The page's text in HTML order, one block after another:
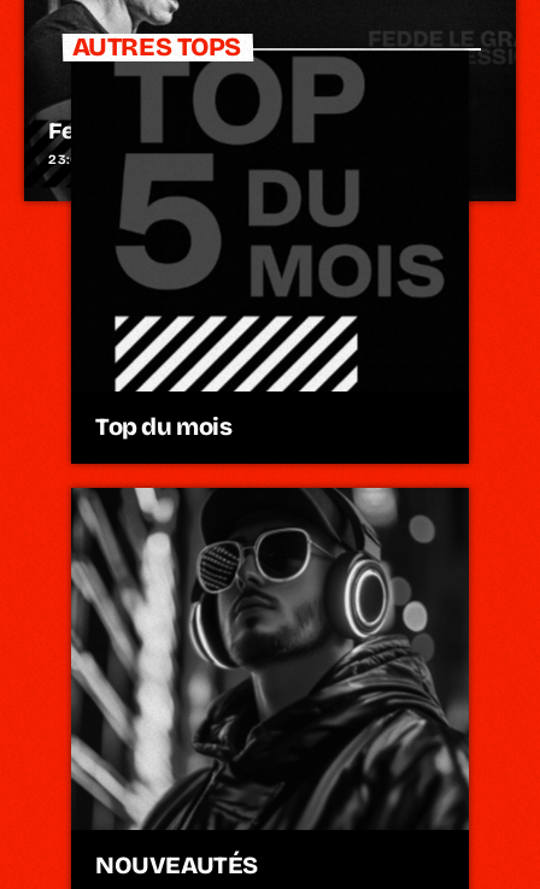
Fedde Le Grand – Darklight Sessions
23:00 - 00:00
AUTRES TOPS
Top du mois
NOUVEAUTÉS